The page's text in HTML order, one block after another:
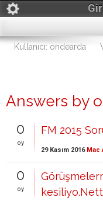
Kullanıcı: ondearda
Answers by
0
oy
FM 2015
29 Kasım 2016 Mac
0
oy